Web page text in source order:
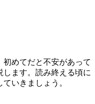
めてだと不安があって
ます。読み終える頃に
いきましょう。